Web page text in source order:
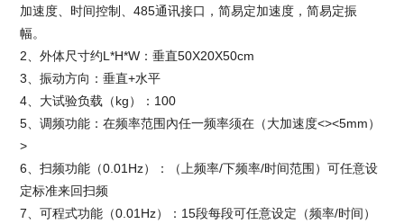
加速度、时间控制、485通讯接口，简易定加速度，简易定振
幅。
2、外体尺寸约L*H*W：垂直50X20X50cm
3、振动方向：垂直+水平
4、大试验负载（kg）：100
5、调频功能：在频率范围內任一频率须在（大加速度<><5mm）
>
6、扫频功能（0.01Hz）：（上频率/下频率/时间范围）可任意设
定标准来回扫频
7、可程式功能（0.01Hz）：15段每段可任意设定（频率/时间）